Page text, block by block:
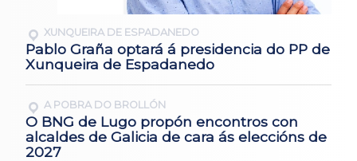
XUNQUEIRA DE ESPADANEDO
Pablo Graña optará á presidencia do PP de
Xunqueira de Espadanedo
A POBRA DO BROLLÓN
O BNG de Lugo propón encontros con
alcaldes de Galicia de cara ás eleccións de
2027